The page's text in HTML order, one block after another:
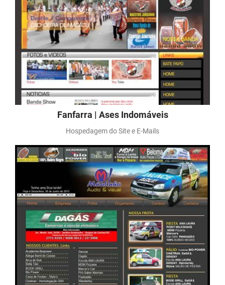
Fanfarra | Ases Indomáveis
Hospedagem do Site e E-Mails